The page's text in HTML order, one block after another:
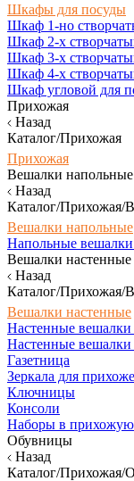
Шкафы для посуды
Шкаф 1-но
Шкаф 2-х
Шкаф 3-х
Шкаф 4-х
Шкаф угловой для
Прихожая
Назад
Каталог/Прихожая
Прихожая
Вешалки напольные
Назад
Каталог/Прихожая/
Вешалки напольные
Напольные вешалки
Вешалки настенные
Назад
Каталог/Прихожая/
Вешалки настенные
Настенные вешалки
Настенные вешалки
Газетница
Зеркала для
Ключницы
Консоли
Наборы в прихожую
Обувницы
Назад
Каталог/Прихожая/